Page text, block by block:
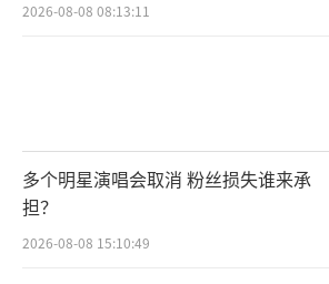
2026-08-08 08:13:11
多个明星演唱会取消 粉丝损失谁来承
担？
2026-08-08 15:10:49